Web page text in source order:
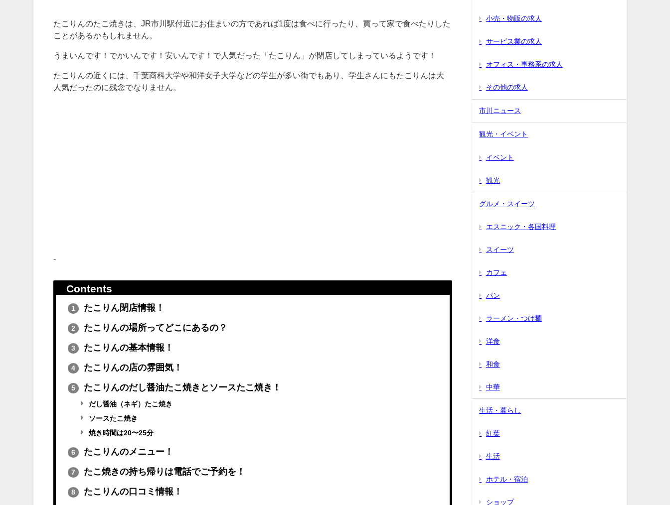
たこりんのたこ焼きは、JR市川駅付近にお住まいの方であれば1度は食べに行ったり、買って家で食べたりした
ことがあるかもしれません。
うまいんです！でかいんです！安いんです！で人気だった「たこりん」が閉店してしまっているようです！
たこりんの近くには、千葉商科大学や和洋女子大学などの学生が多い街でもあり、学生さんにもたこりんは大
人気だったのに残念でなりません。
-
Contents
1 たこりん閉店情報！
2 たこりんの場所ってどこにあるの？
3 たこりんの基本情報！
4 たこりんの店の雰囲気！
5 たこりんのだし醤油たこ焼きとソースたこ焼き！
だし醤油（ネギ）たこ焼き
ソースたこ焼き
焼き時間は20〜25分
6 たこりんのメニュー！
7 たこ焼きの持ち帰りは電話でご予約を！
8 たこりんの口コミ情報！
小売・物販の求人
サービス業の求人
オフィス・事務系の求人
その他の求人
市川ニュース
観光・イベント
イベント
観光
グルメ・スイーツ
エスニック・各国料理
スイーツ
カフェ
パン
ラーメン・つけ麺
洋食
和食
中華
生活・暮らし
紅葉
生活
ホテル・宿泊
ショップ